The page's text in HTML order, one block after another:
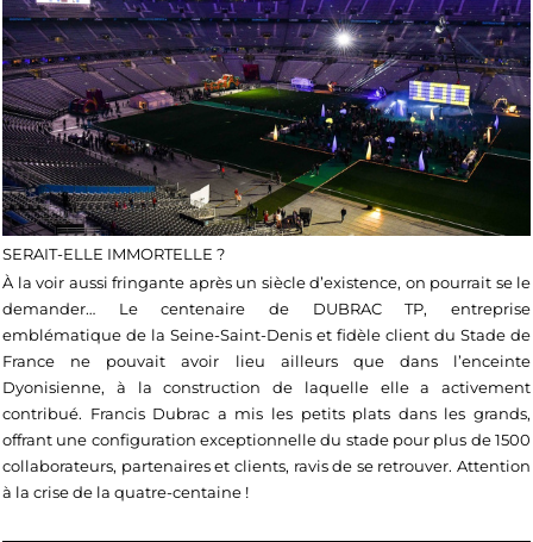
SERAIT-ELLE IMMORTELLE ?
À la voir aussi fringante après un siècle d’existence, on pourrait se le
demander… Le centenaire de DUBRAC TP, entreprise
emblématique de la Seine-Saint-Denis et fidèle client du Stade de
France ne pouvait avoir lieu ailleurs que dans l’enceinte
Dyonisienne, à la construction de laquelle elle a activement
contribué. Francis Dubrac a mis les petits plats dans les grands,
offrant une configuration exceptionnelle du stade pour plus de 1500
collaborateurs, partenaires et clients, ravis de se retrouver. Attention
à la crise de la quatre-centaine !